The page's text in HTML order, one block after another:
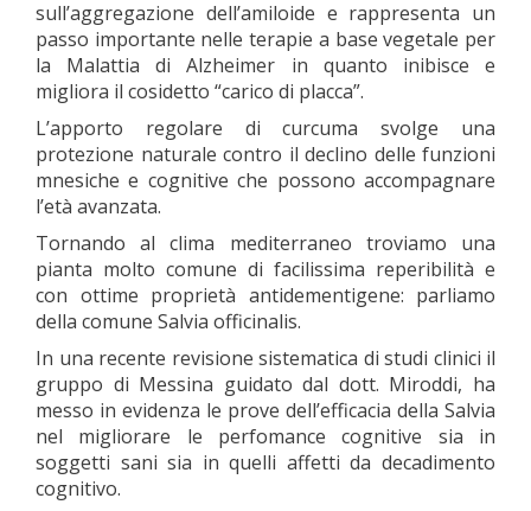
sull’aggregazione dell’amiloide e rappresenta un
passo importante nelle terapie a base vegetale per
la Malattia di Alzheimer in quanto inibisce e
migliora il cosidetto “carico di placca”.
L’apporto regolare di curcuma svolge una
protezione naturale contro il declino delle funzioni
mnesiche e cognitive che possono accompagnare
l’età avanzata.
Tornando al clima mediterraneo troviamo una
pianta molto comune di facilissima reperibilità e
con ottime proprietà antidementigene: parliamo
della comune Salvia officinalis.
In una recente revisione sistematica di studi clinici il
gruppo di Messina guidato dal dott. Miroddi, ha
messo in evidenza le prove dell’efficacia della Salvia
nel migliorare le perfomance cognitive sia in
soggetti sani sia in quelli affetti da decadimento
cognitivo.